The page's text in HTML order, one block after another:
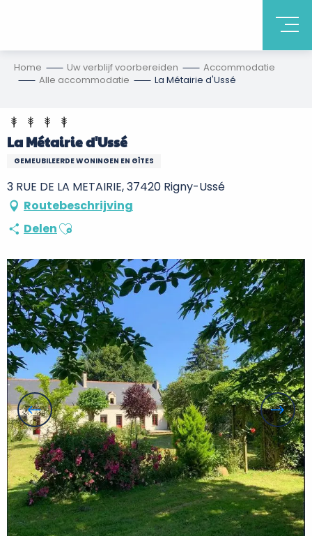
Home Uw verblijf voorbereiden
Accommodatie
Alle accommodatie
La Métairie d'Ussé
La Métairie d'Ussé
GEMEUBILEERDE WONINGEN EN GÎTES
3 RUE DE LA METAIRIE, 37420 Rigny-Ussé
Routebeschrijving
DelenAjouter aux favoris